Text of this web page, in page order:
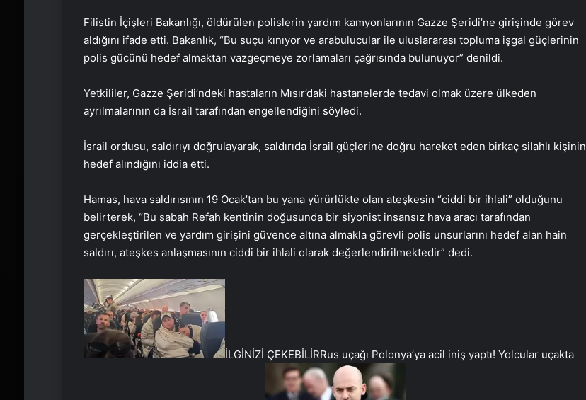
Filistin İçişleri Bakanlığı, öldürülen polislerin yardım kamyonlarının Gazze Şeridi’ne girişinde görev
aldığını ifade etti. Bakanlık, “Bu suçu kınıyor ve arabulucular ile uluslararası topluma işgal güçlerinin
polis gücünü hedef almaktan vazgeçmeye zorlamaları çağrısında bulunuyor” denildi.
Yetkililer, Gazze Şeridi’ndeki hastaların Mısır’daki hastanelerde tedavi olmak üzere ülkeden
ayrılmalarının da İsrail tarafından engellendiğini söyledi.
İsrail ordusu, saldırıyı doğrulayarak, saldırıda İsrail güçlerine doğru hareket eden birkaç silahlı kişinin
hedef alındığını iddia etti.
Hamas, hava saldırısının 19 Ocak’tan bu yana yürürlükte olan ateşkesin “ciddi bir ihlali” olduğunu
belirterek, “Bu sabah Refah kentinin doğusunda bir siyonist insansız hava aracı tarafından
gerçekleştirilen ve yardım girişini güvence altına almakla görevli polis unsurlarını hedef alan hain
saldırı, ateşkes anlaşmasının ciddi bir ihlali olarak değerlendirilmektedir” dedi.
İLGİNİZİ ÇEKEBİLİRRus uçağı Polonya’ya acil iniş yaptı! Yolcular uçakta